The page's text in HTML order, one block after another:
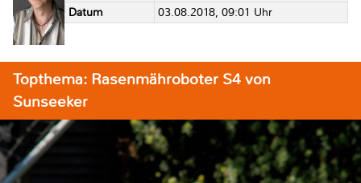
Datum
03.08.2018, 09:01 Uhr
Topthema: Rasenmähroboter S4 von
Sunseeker